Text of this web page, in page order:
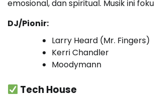
emosional, dan spiritual. Musik ini
DJ/Pionir:
Larry Heard (Mr. Fingers)
Kerri Chandler
Moodymann
Tech House